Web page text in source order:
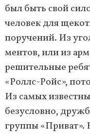
был быть свой
человек для
поручений. Из
ментов, или из
решительные
«Роллс-Ройс»,
Из самых
безусловно,
группы